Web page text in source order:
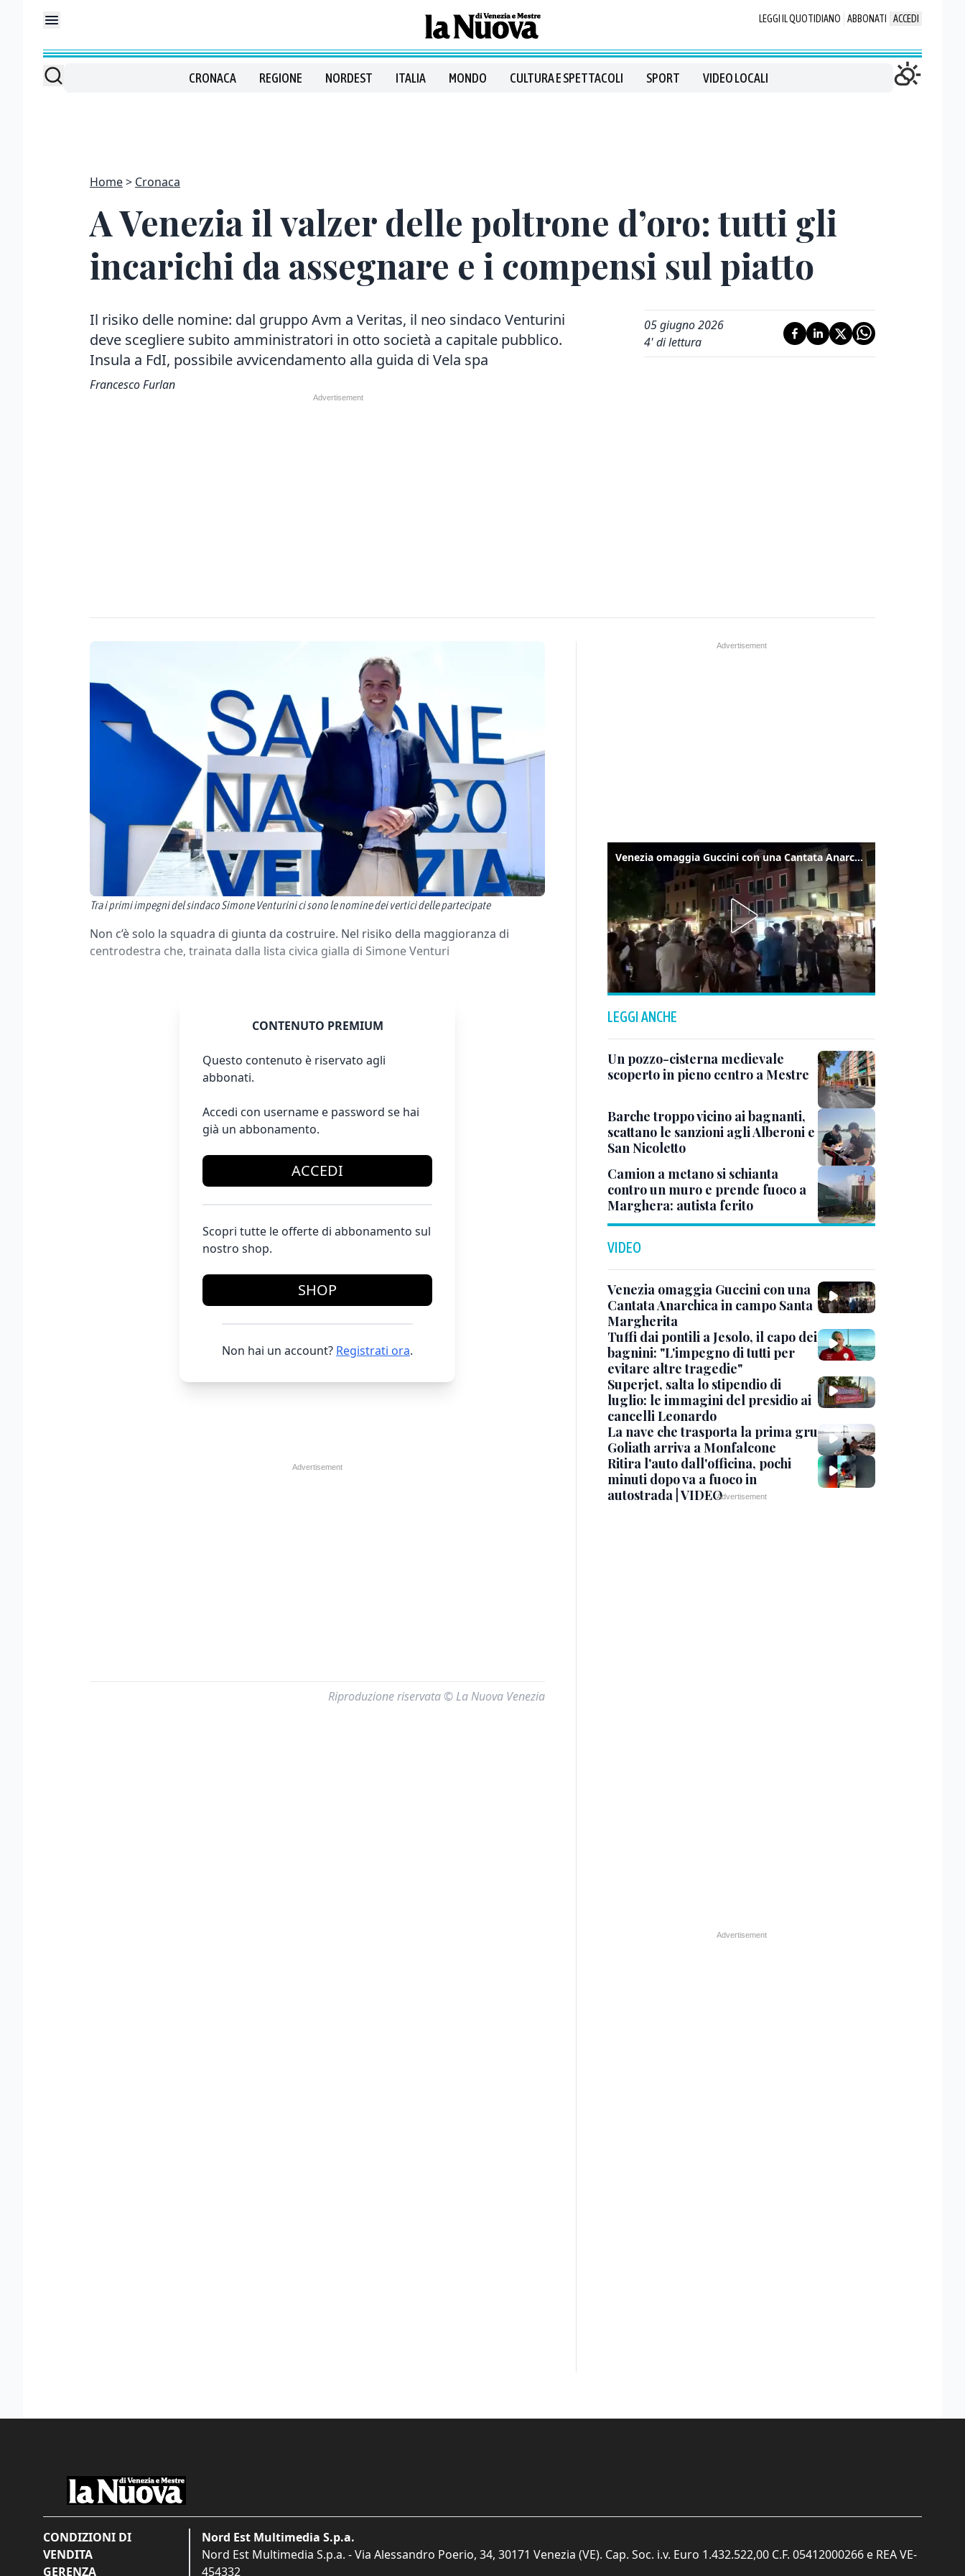
LEGGI IL QUOTIDIANO ABBONATI ACCEDI
CRONACA REGIONE NORDEST ITALIA MONDO CULTURA E SPETTACOLI SPORT VIDEO LOCALI
Home Cronaca
A Venezia il valzer delle poltrone d’oro: tutti gli
incarichi da assegnare e i compensi sul piatto
Il risiko delle nomine: dal gruppo Avm a Veritas, il neo sindaco Venturini
deve scegliere subito amministratori in otto società a capitale pubblico.
Insula a FdI, possibile avvicendamento alla guida di Vela spa
Francesco Furlan
05 giugno 2026
4' di lettura
Tra i primi impegni del sindaco Simone Venturini ci sono le nomine dei vertici delle partecipate
Non c’è solo la squadra di giunta da costruire. Nel risiko della maggioranza di
centrodestra che, trainata dalla lista civica gialla di Simone Venturi
CONTENUTO PREMIUM
Questo contenuto è riservato agli
abbonati.
Accedi con username e password se hai
già un abbonamento.
ACCEDI
Scopri tutte le offerte di abbonamento sul
nostro shop.
SHOP
Non hai un account? Registrati ora.
Riproduzione riservata © La Nuova Venezia
Venezia omaggia Guccini con una Cantata Anarchica in campo Santa Margherita
LEGGI ANCHE
Un pozzo-cisterna medievale
scoperto in pieno centro a Mestre
Barche troppo vicino ai bagnanti,
scattano le sanzioni agli Alberoni e
San Nicoletto
Camion a metano si schianta
contro un muro e prende fuoco a
Marghera: autista ferito
VIDEO
Venezia omaggia Guccini con una
Cantata Anarchica in campo Santa
Margherita
Tuffi dai pontili a Jesolo, il capo dei
bagnini: "L'impegno di tutti per
evitare altre tragedie"
Superjet, salta lo stipendio di
luglio: le immagini del presidio ai
cancelli Leonardo
La nave che trasporta la prima gru
Goliath arriva a Monfalcone
Ritira l'auto dall'officina, pochi
minuti dopo va a fuoco in
autostrada | VIDEO
CONDIZIONI DI
VENDITA
GERENZA
Nord Est Multimedia S.p.a.
Nord Est Multimedia S.p.a. - Via Alessandro Poerio, 34, 30171 Venezia (VE). Cap. Soc. i.v. Euro 1.432.522,00 C.F. 05412000266 e REA VE-
454332